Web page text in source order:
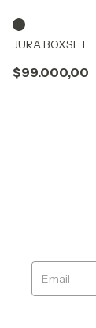
JURA BOXSET
$99.000,00